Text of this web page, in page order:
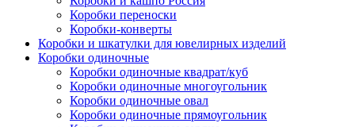
Коробки переноски
Коробки-конверты
Коробки и шкатулки для ювелирных изделий
Коробки одиночные
Коробки одиночные квадрат/куб
Коробки одиночные многоугольник
Коробки одиночные овал
Коробки одиночные прямоугольник